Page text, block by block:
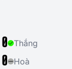
0 Thắng
0 Hoà